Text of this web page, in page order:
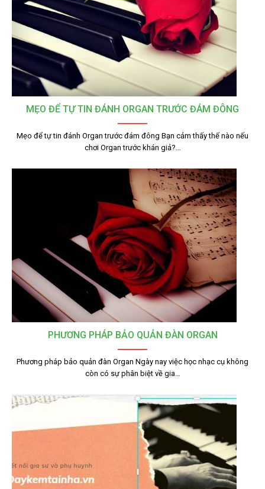
MẸO ĐỂ TỰ TIN ĐÁNH ORGAN TRƯỚC ĐÁM ĐÔNG
Mẹo để tự tin đánh Organ trước đám đông Bạn cảm thấy thế nào nếu
chơi Organ trước khán giả?…
PHƯƠNG PHÁP BẢO QUẢN ĐÀN ORGAN
Phương pháp bảo quản đàn Organ Ngày nay việc học nhạc cụ không
còn có sự phân biệt về gia…